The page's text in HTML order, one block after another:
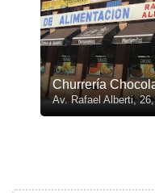
Churrería
Av. Rafael Alberti,